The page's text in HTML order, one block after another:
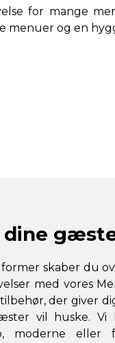
for mange
menuer og en
dine
skaber du
med vores
der giver
vil huske.
eller